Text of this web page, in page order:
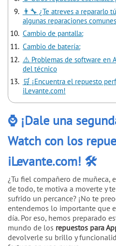
👨‍🔧 ¿Te atreves a repararlo
algunas reparaciones comunes
Cambio de pantalla:
Cambio de batería:
⚠️ Problemas de software en
del técnico
🛒 ¡Encuentra el repuesto
iLevante.com!
⌚ ¡Dale una
Watch con los
iLevante.com! 🛠️
¿Tu fiel compañero de muñeca,
de todo, te motiva a moverte y
sufrido un percance? ¡No te
entendemos lo importante que
día. Por eso, hemos preparado
mundo de los repuestos para
devolverle su brillo y